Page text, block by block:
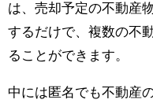
は、売却予定の不動産
するだけで、複数の不
ることができます。
中には匿名でも不動産